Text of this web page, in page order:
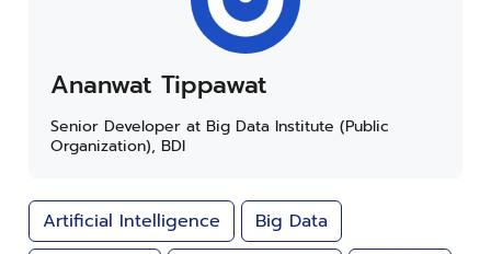
Ananwat Tippawat
Senior Developer at Big Data Institute (Public
Organization), BDI
Artificial Intelligence
Big Data